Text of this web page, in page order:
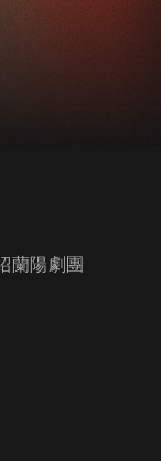
蘭陽劇團